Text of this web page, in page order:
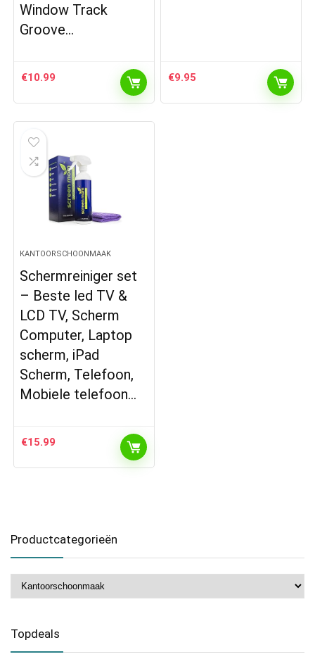
Window Track
Groove…
€10.99 €9.95
KANTOORSCHOONMAAK
Schermreiniger set
– Beste led TV &
LCD TV, Scherm
Computer, Laptop
scherm, iPad
Scherm, Telefoon,
Mobiele telefoon…
€15.99
Productcategorieën
Topdeals